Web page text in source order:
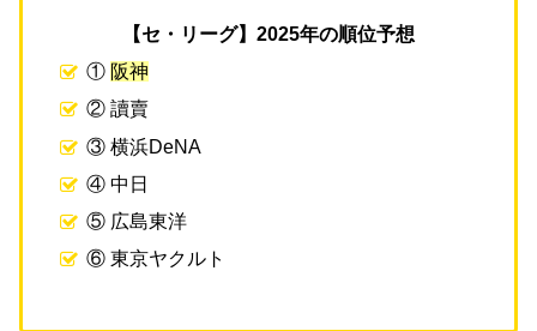
【セ・リーグ】2025年の順位予想
① 阪神
② 讀賣
③ 横浜DeNA
④ 中日
⑤ 広島東洋
⑥ 東京ヤクルト